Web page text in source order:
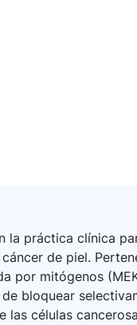
la práctica clínica
de piel.
por mitógenos
bloquear
células